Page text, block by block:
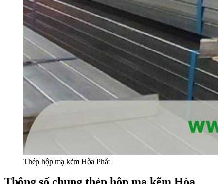
Thép hộp mạ kẽm Hòa Phát